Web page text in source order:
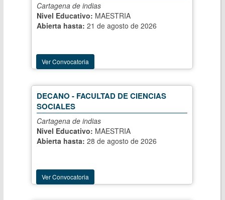
Cartagena de indias
Nivel Educativo: MAESTRIA
Abierta hasta: 21 de agosto de 2026
Ver Convocatoria
DECANO - FACULTAD DE CIENCIAS
SOCIALES
Cartagena de indias
Nivel Educativo: MAESTRIA
Abierta hasta: 28 de agosto de 2026
Ver Convocatoria